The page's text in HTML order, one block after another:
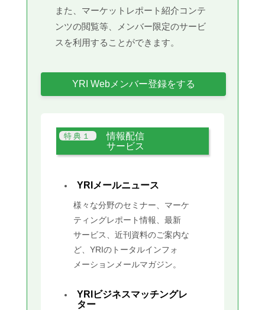
また、マーケットレポート紹介コンテ
ンツの閲覧等、メンバー限定のサービ
スを利用することができます。
YRI Webメンバー登録をする
情報配信
サービス
YRIメールニュース
様々な分野のセミナー、マーケ
ティングレポート情報、最新
サービス、近刊資料のご案内な
ど、YRIのトータルインフォ
メーションメールマガジン。
YRIビジネスマッチングレ
ター